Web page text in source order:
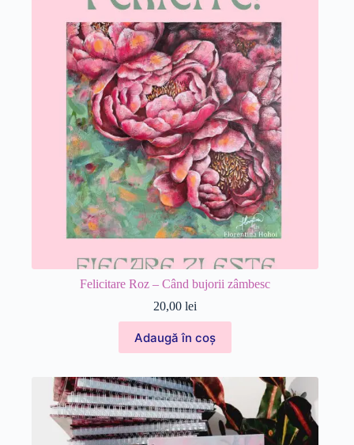
Felicitare Roz – Când bujorii zâmbesc
20,00lei
Adaugă în coș